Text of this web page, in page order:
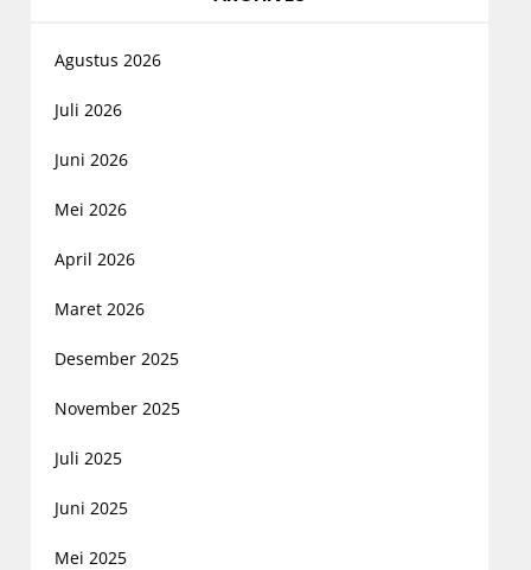
Agustus 2026
Juli 2026
Juni 2026
Mei 2026
April 2026
Maret 2026
Desember 2025
November 2025
Juli 2025
Juni 2025
Mei 2025